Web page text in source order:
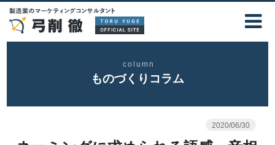
column
ものづくりコラム
2020/06/30